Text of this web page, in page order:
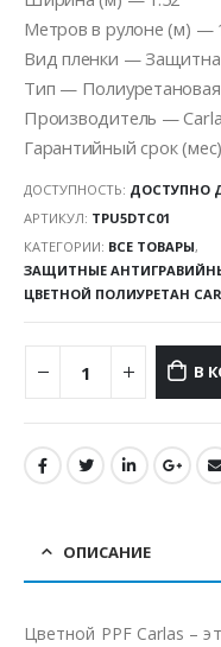
Метров в рулоне (м) —
Вид пленки —
Тип — Полиуретановая
Производитель —
Гарантийный срок
ДОСТУПНОСТЬ: ДОСТУПНО
АРТИКУЛ: TPU5DTC01
КАТЕГОРИИ: ВСЕ ТОВАРЫ,
ЗАЩИТНЫЕ
ЦВЕТНОЙ ПОЛИУРЕТАН
В
ОПИСАНИЕ
Цветной PPF Carlas –